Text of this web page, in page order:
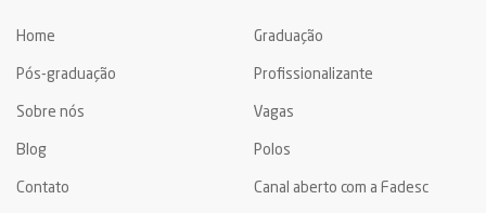
Home Graduação
Pós-graduação Profissionalizante
Sobre nós Vagas
Blog Polos
Contato Canal aberto com a Fadesc